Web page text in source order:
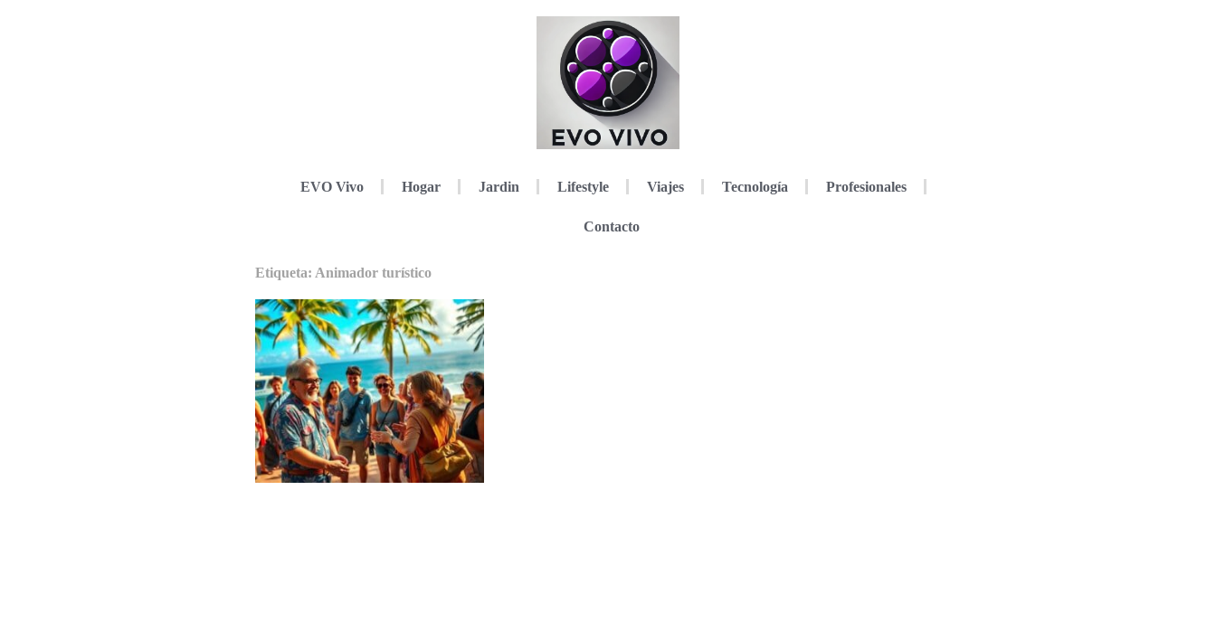
EVO Vivo Hogar Jardin Lifestyle Viajes Tecnología Profesionales
Contacto
Etiqueta: Animador turístico